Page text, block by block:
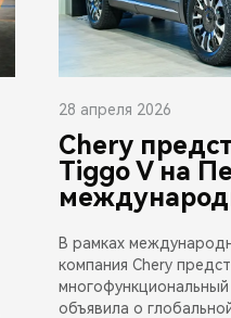
28 апреля 2026
Chery
Tiggo V на
В рамках
компания Chery
объявила о